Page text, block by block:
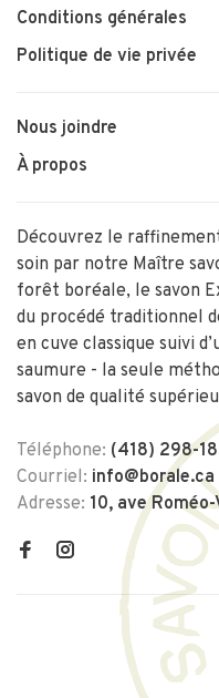
Conditions générales
Politique de vie privée
Nous joindre
À propos
Découvrez le
soin par notre Maître
forêt boréale, le savon
du procédé traditionnel
en cuve classique suivi
saumure - la seule
savon de qualité
Téléphone: (418) 298-
Courriel: info@borale.ca
Adresse: 10, ave